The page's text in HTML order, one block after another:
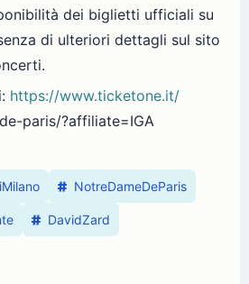
dei biglietti ufficiali su
di ulteriori dettagli sul sito
https://www.ticketone.it/
paris/?affiliate=IGA
NotreDameDeParis
DavidZard